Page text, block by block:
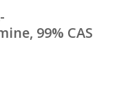
99% CAS